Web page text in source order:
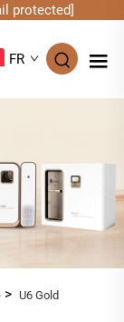
protected]
FR
> U6 Gold